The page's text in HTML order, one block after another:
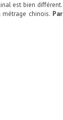
est bien différent.
chinois. Par